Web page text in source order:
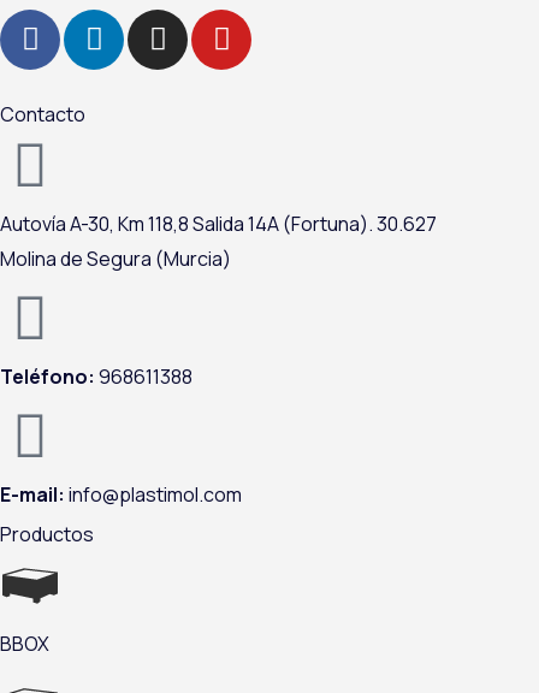
F
a
c
e
b
o
k
L
i
n
n
I
n
s
a
m
Y
o
u
Contacto
Autovía A-30, Km 118,8Salida 14A (Fortuna).30.627
Molina de Segura (Murcia)
Teléfono: 968611388
E-mail: info@plastimol.com
Productos
BBOX